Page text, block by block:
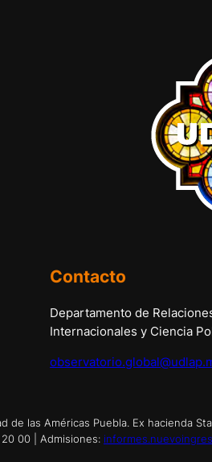
Contacto
Departamento de
Internacionales y Ciencia
las Américas Puebla. Ex hacienda
00 | Admisiones: